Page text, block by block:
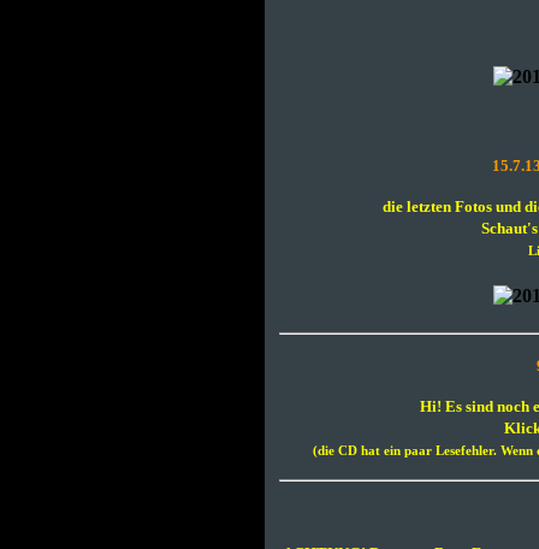
die letzten Fotos und
Hi! Es sind noch
(die CD hat ein paar Lesefehler.